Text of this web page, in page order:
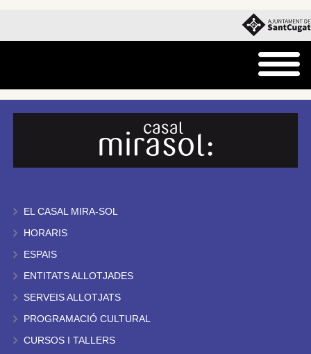
EL CASAL MIRA-SOL
HORARIS
ESPAIS
ENTITATS ALLOTJADES
SERVEIS ALLOTJATS
PROGRAMACIÓ CULTURAL
CURSOS I TALLERS